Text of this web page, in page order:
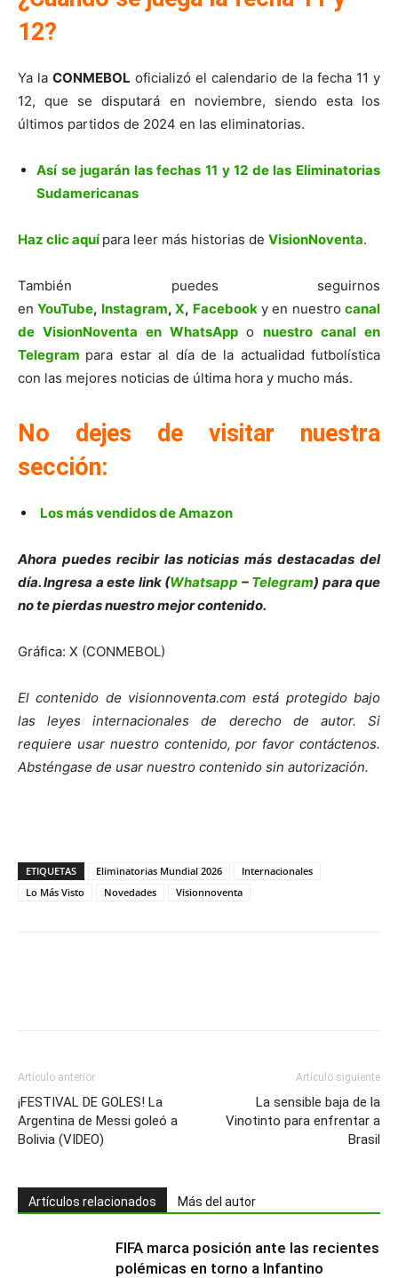
12?
Ya la CONMEBOL oficializó el calendario de la fecha 11 y
12, que se disputará en noviembre, siendo esta los
últimos partidos de 2024 en las eliminatorias.
Así se jugarán las fechas 11 y 12 de las Eliminatorias
Sudamericanas
Haz clic aquí para leer más historias de VisionNoventa.
También puedes seguirnos
enYouTube, Instagram,X, Facebooky en nuestro canal
de VisionNoventa en WhatsApponuestro canal en
Telegram para estar al día de la actualidad futbolística
con las mejores noticias de última hora y mucho más.
No dejes de visitar nuestra
sección:
Los más vendidos de Amazon
Ahora puedes recibir las noticias más destacadas del
día. Ingresa a este link (Whatsapp – Telegram) para que
no te pierdas nuestro mejor contenido.
Gráfica: X (CONMEBOL)
El contenido de visionnoventa.com está protegido bajo
las leyes internacionales de derecho de autor. Si
requiere usar nuestro contenido, por favor contáctenos.
Absténgase de usar nuestro contenido sin autorización.
ETIQUETAS Eliminatorias Mundial 2026
Internacionales
Lo Más Visto
Novedades Visionnoventa
Artículo anterior
¡FESTIVAL DE GOLES! La
Argentina de Messi goleó a
Bolivia (VIDEO)
Artículo siguiente
La sensible baja de la
Vinotinto para enfrentar a
Brasil
Artículos relacionados Más del autor
FIFA marca posición ante las recientes
polémicas en torno a Infantino